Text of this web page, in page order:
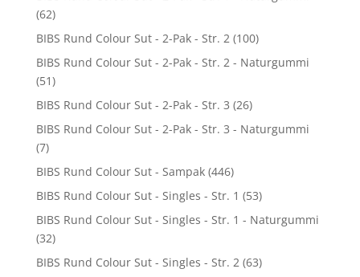
(62)
BIBS Rund Colour Sut - 2-Pak - Str. 2 (100)
BIBS Rund Colour Sut - 2-Pak - Str. 2 - Naturgummi
(51)
BIBS Rund Colour Sut - 2-Pak - Str. 3 (26)
BIBS Rund Colour Sut - 2-Pak - Str. 3 - Naturgummi
(7)
BIBS Rund Colour Sut - Sampak (446)
BIBS Rund Colour Sut - Singles - Str. 1 (53)
BIBS Rund Colour Sut - Singles - Str. 1 - Naturgummi
(32)
BIBS Rund Colour Sut - Singles - Str. 2 (63)